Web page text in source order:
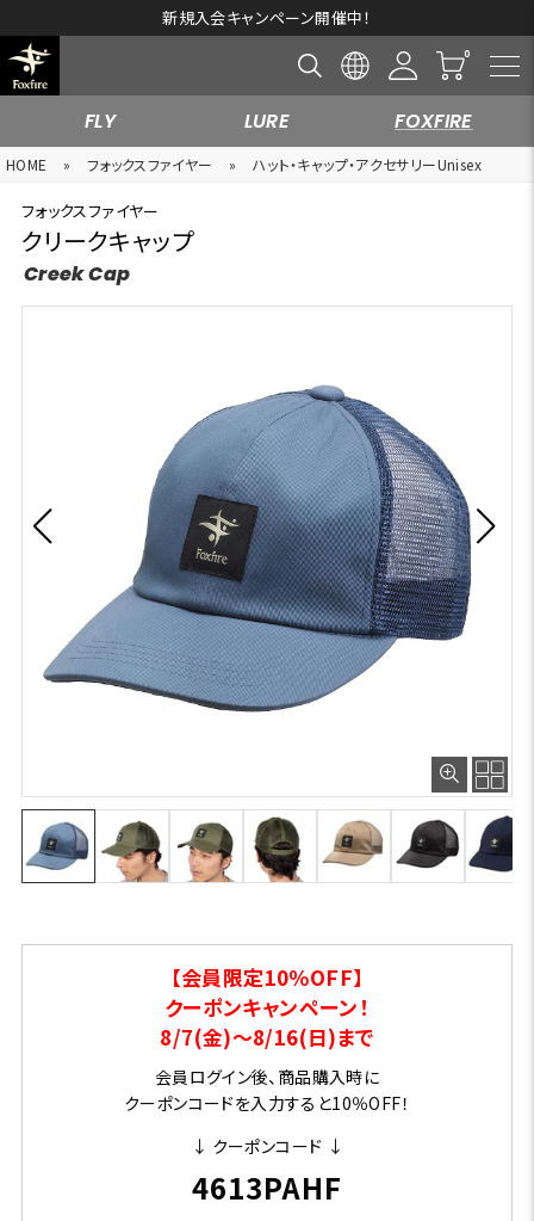
新規入会キャンペーン開催中！
FLY LURE FOXFIRE
HOME » フォックスファイヤー » ハット・キャップ・アクセサリーUnisex
フォックスファイヤー
クリークキャップ
Creek Cap
【会員限定10％OFF】
クーポンキャンペーン！
8/7(金)～8/16(日)まで
会員ログイン後、商品購入時に
クーポンコードを入力すると10％OFF！
↓ クーポンコード ↓
4613PAHF